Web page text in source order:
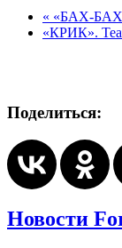
« «БАХ-
«КРИК».
Поделиться:
Новости